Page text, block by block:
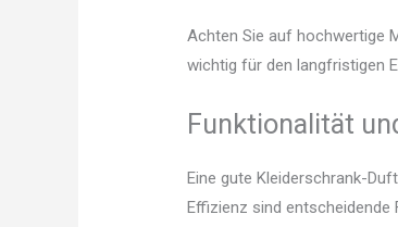
Achten Sie auf hochwertige
wichtig für den langfristigen
Funktionalität
Eine gute Kleiderschrank-
Effizienz sind entscheidende